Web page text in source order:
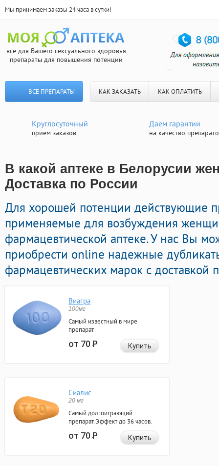
Мы принимаем заказы 24 часа в сутки!
все для Вашего сексуального здоровья
препараты для повышения потенции
ВСЕ ПРЕПАРАТЫ КАК ЗАКАЗАТЬ КАК ОПЛАТИТЬ
Круглосуточный
прием заказов
Даем гарантии
на качество
В какой аптеке в Белорусии
Доставка по России
Для хорошей потенции действующие
применяемые для возбуждения
фармацевтической аптеке. У нас Вы
приобрести online надежные
фармацевтических марок с доставкой
Виагра
100мг
Самый известный в мире
препарат
от 70Р Купить
Сиалис
20 мг
Самый долгоиграющий
препарат. Эффект до 36 часов.
от 70Р Купить